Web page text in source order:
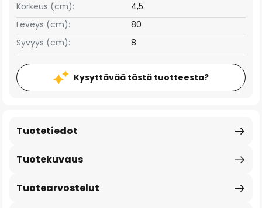
Leveys (cm): 80
Korkeus (cm): 4,5
Syvyys (cm): 8
Kysyttävää tästä tuotteesta?
Tuotekuvaus
Tuotetiedot
Tuotearvostelut